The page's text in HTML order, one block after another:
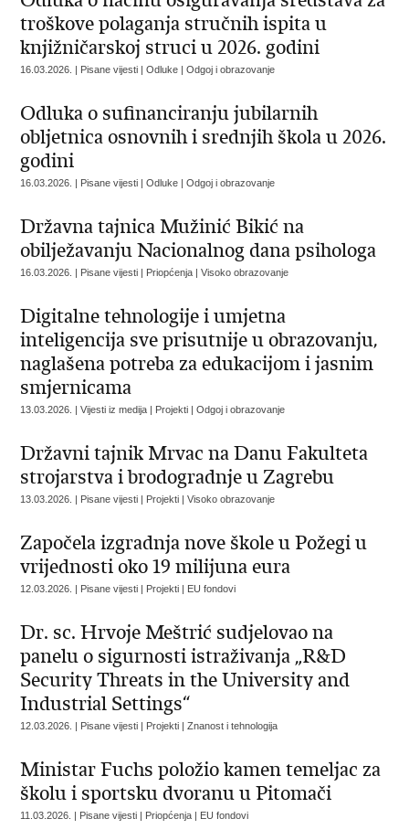
troškove polaganja stručnih ispita u
knjižničarskoj struci u 2026. godini
16.03.2026. | Pisane vijesti | Odluke | Odgoj i obrazovanje
Odluka o sufinanciranju jubilarnih
obljetnica osnovnih i srednjih škola u 2026.
godini
16.03.2026. | Pisane vijesti | Odluke | Odgoj i obrazovanje
Državna tajnica Mužinić Bikić na
obilježavanju Nacionalnog dana psihologa
16.03.2026. | Pisane vijesti | Priopćenja | Visoko obrazovanje
Digitalne tehnologije i umjetna
inteligencija sve prisutnije u obrazovanju,
naglašena potreba za edukacijom i jasnim
smjernicama
13.03.2026. | Vijesti iz medija | Projekti | Odgoj i obrazovanje
Državni tajnik Mrvac na Danu Fakulteta
strojarstva i brodogradnje u Zagrebu
13.03.2026. | Pisane vijesti | Projekti | Visoko obrazovanje
Započela izgradnja nove škole u Požegi u
vrijednosti oko 19 milijuna eura
12.03.2026. | Pisane vijesti | Projekti | EU fondovi
Dr. sc. Hrvoje Meštrić sudjelovao na
panelu o sigurnosti istraživanja „R&D
Security Threats in the University and
Industrial Settings“
12.03.2026. | Pisane vijesti | Projekti | Znanost i tehnologija
Ministar Fuchs položio kamen temeljac za
školu i sportsku dvoranu u Pitomači
11.03.2026. | Pisane vijesti | Priopćenja | EU fondovi